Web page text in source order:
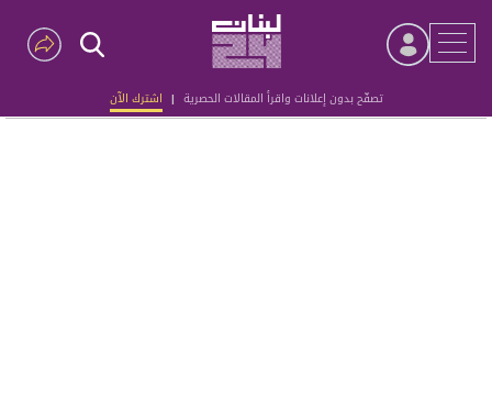
تصفّح بدون إعلانات واقرأ المقالات الحصرية | اشترك الآن
Advertisement